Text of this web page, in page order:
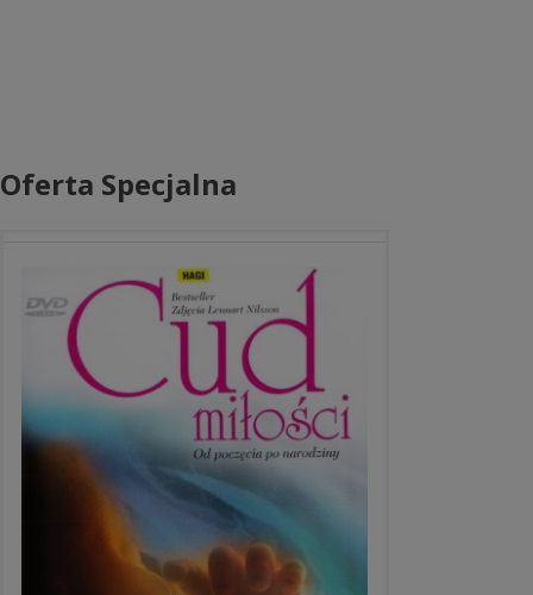
Oferta Specjalna